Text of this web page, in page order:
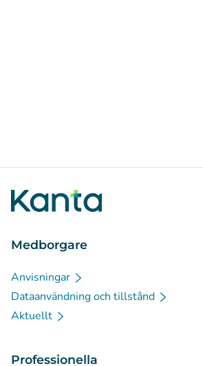
Medborgare
Anvisningar
Dataanvändning och tillstånd
Aktuellt
Professionella